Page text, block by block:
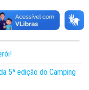
5ª edição do Camping